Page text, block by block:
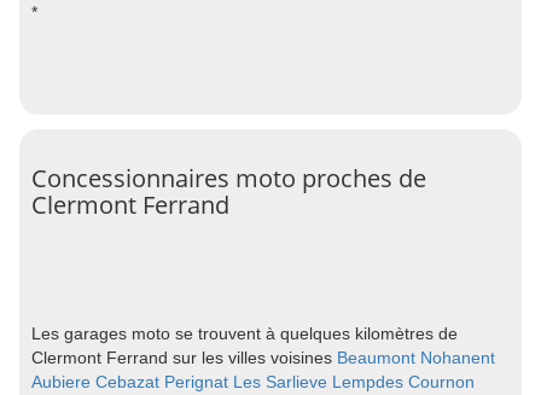
*
Concessionnaires moto proches de
Clermont Ferrand
Les garages moto se trouvent à quelques kilomètres de
Clermont Ferrand sur les villes voisines Beaumont Nohanent
Aubiere Cebazat Perignat Les Sarlieve Lempdes Cournon